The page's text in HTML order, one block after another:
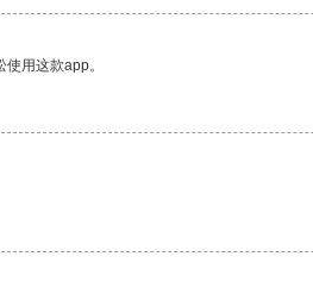
用这款app。